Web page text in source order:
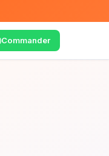
Commander